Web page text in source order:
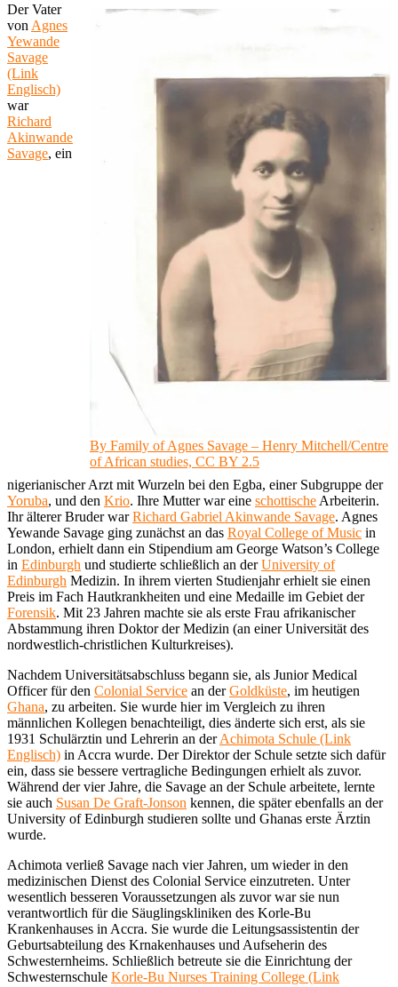
By Family of Agnes Savage – Henry Mitchell/Centre
of African studies, CC BY 2.5
Der Vater
von Agnes
Yewande
Savage
(Link
Englisch)
war
Richard
Akinwande
Savage, ein
nigerianischer Arzt mit Wurzeln bei den Egba, einer Subgruppe der
Yoruba, und den Krio. Ihre Mutter war eine schottische Arbeiterin.
Ihr älterer Bruder warRichard Gabriel Akinwande Savage. Agnes
Yewande Savage ging zunächst an das Royal College of Music in
London, erhielt dann ein Stipendium am George Watson’s College
in Edinburgh und studierte schließlich an derUniversity of
Edinburgh Medizin. In ihrem vierten Studienjahr erhielt sie einen
Preis im Fach Hautkrankheiten und eine Medaille im Gebiet der
Forensik. Mit 23 Jahren machte sie als erste Frau afrikanischer
Abstammung ihren Doktor der Medizin (an einer Universität des
nordwestlich-christlichen Kulturkreises).
Nachdem Universitätsabschluss begann sie, als Junior Medical
Officer für den Colonial Service an derGoldküste, im heutigen
Ghana, zu arbeiten. Sie wurde hier im Vergleich zu ihren
männlichen Kollegen benachteiligt, dies änderte sich erst, als sie
1931 Schulärztin und Lehrerin an derAchimota Schule (Link
Englisch) in Accra wurde. Der Direktor der Schule setzte sich dafür
ein, dass sie bessere vertragliche Bedingungen erhielt als zuvor.
Während der vier Jahre, die Savage an der Schule arbeitete, lernte
sie auch Susan De Graft-Jonson kennen, die später ebenfalls an der
University of Edinburgh studieren sollte und Ghanas erste Ärztin
wurde.
Achimota verließ Savage nach vier Jahren, um wieder in den
medizinischen Dienst des Colonial Service einzutreten. Unter
wesentlich besseren Voraussetzungen als zuvor war sie nun
verantwortlich für die Säuglingskliniken des Korle-Bu
Krankenhauses in Accra. Sie wurde die Leitungsassistentin der
Geburtsabteilung des Krnakenhauses und Aufseherin des
Schwesternheims. Schließlich betreute sie die Einrichtung der
Schwesternschule Korle-Bu Nurses Training College (Link